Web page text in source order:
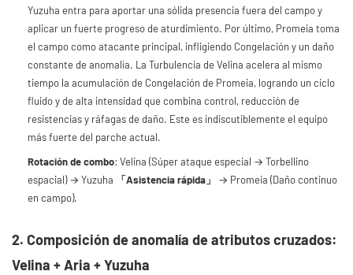
Yuzuha entra para aportar una sólida presencia fuera del campo y
aplicar un fuerte progreso de aturdimiento. Por último, Promeia toma
el campo como atacante principal, infligiendo Congelación y un daño
constante de anomalía. La Turbulencia de Velina acelera al mismo
tiempo la acumulación de Congelación de Promeia, logrando un ciclo
fluido y de alta intensidad que combina control, reducción de
resistencias y ráfagas de daño. Este es indiscutiblemente el equipo
más fuerte del parche actual.
Rotación de combo: Velina (Súper ataque especial → Torbellino
espacial) → Yuzuha
「Asistencia rápida」
→ Promeia (Daño continuo
en campo).
2. Composición de anomalía de atributos cruzados:
Velina + Aria + Yuzuha